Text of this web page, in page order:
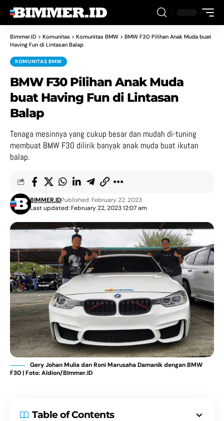
Bimmer.ID > Komunitas > Komunitas BMW > BMW F30 Pilihan Anak Muda buat
Having Fun di Lintasan Balap
KOMUNITAS BMW
BMW F30 Pilihan Anak Muda
buat Having Fun di Lintasan
Balap
Tenaga mesinnya yang cukup besar dan mudah di-tuning
membuat BMW F30 dilirik banyak anak muda buat ikutan
balap.
Last updated: February 22, 2023 12:07 am
BIMMER.IDPublished: February 22, 2023
Gery Johan Mulia dan Roni Marusaha Damanik dengan BMW
F30 | Foto: Aldion/BImmer.ID
Table of Contents